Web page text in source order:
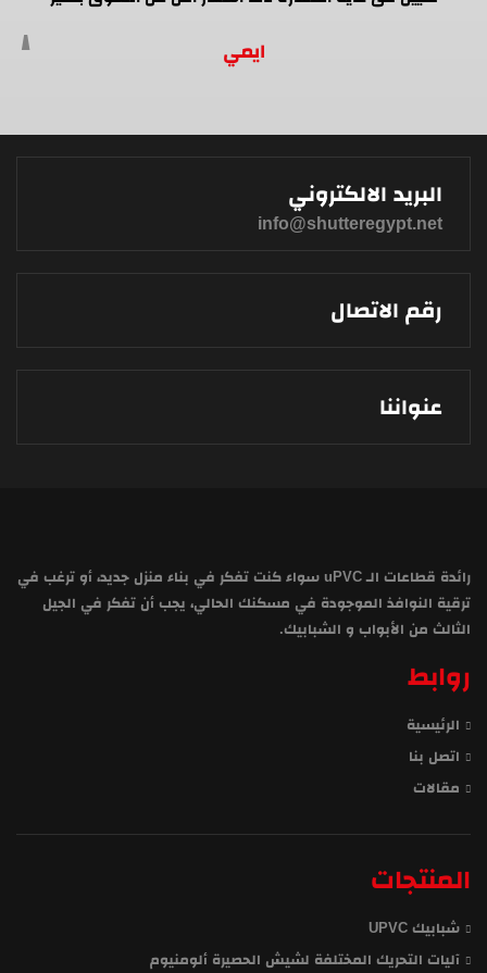
ايمي
البريد الالكتروني
info@shutteregypt.net
رقم الاتصال
عنواننا
رائدة قطاعات الـ uPVC سواء كنت تفكر في بناء منزل جديد، أو ترغب في
ترقية النوافذ الموجودة في مسكنك الحالي، يجب أن تفكر في الجيل
الثالث من الأبواب و الشبابيك.
روابط
الرئيسية
اتصل بنا
مقالات
المنتجات
شبابيك UPVC
آليات التحريك المختلفة لشيش الحصيرة ألومنيوم